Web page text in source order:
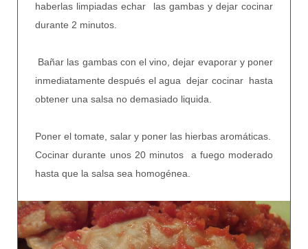
haberlas limpiadas echar las gambas y dejar cocinar
durante 2 minutos.
Bañar las gambas con el vino, dejar evaporar y poner
inmediatamente después el agua dejar cocinar hasta
obtener una salsa no demasiado liquida.
Poner el tomate, salar y poner las hierbas aromáticas.
Cocinar durante unos 20 minutos a fuego moderado
hasta que la salsa sea homogénea.